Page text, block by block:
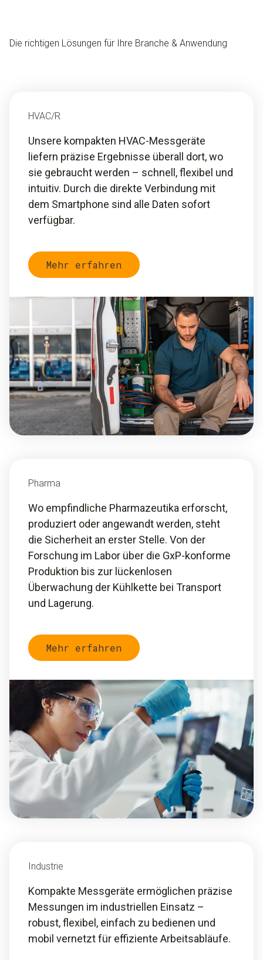
Die richtigen Lösungen für Ihre Branche & Anwendung
HVAC/R
Unsere kompakten HVAC-Messgeräte
liefern präzise Ergebnisse überall dort, wo
sie gebraucht werden – schnell, flexibel und
intuitiv. Durch die direkte Verbindung mit
dem Smartphone sind alle Daten sofort
verfügbar.
Mehr erfahren
Pharma
Wo empfindliche Pharmazeutika erforscht,
produziert oder angewandt werden, steht
die Sicherheit an erster Stelle. Von der
Forschung im Labor über die GxP-konforme
Produktion bis zur lückenlosen
Überwachung der Kühlkette bei Transport
und Lagerung.
Mehr erfahren
Industrie
Kompakte Messgeräte ermöglichen präzise
Messungen im industriellen Einsatz –
robust, flexibel, einfach zu bedienen und
mobil vernetzt für effiziente Arbeitsabläufe.